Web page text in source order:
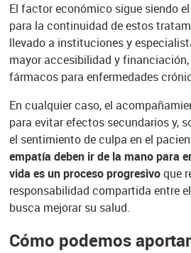
El factor económico sigue siendo
para la continuidad de estos
llevado a instituciones y
mayor accesibilidad y
fármacos para enfermedades
En cualquier caso, el
para evitar efectos secundarios y,
el sentimiento de culpa en el
empatía deben ir de la mano para
vida es un proceso progresivoque
responsabilidad compartida entre
busca mejorar su salud.
Cómo podemos